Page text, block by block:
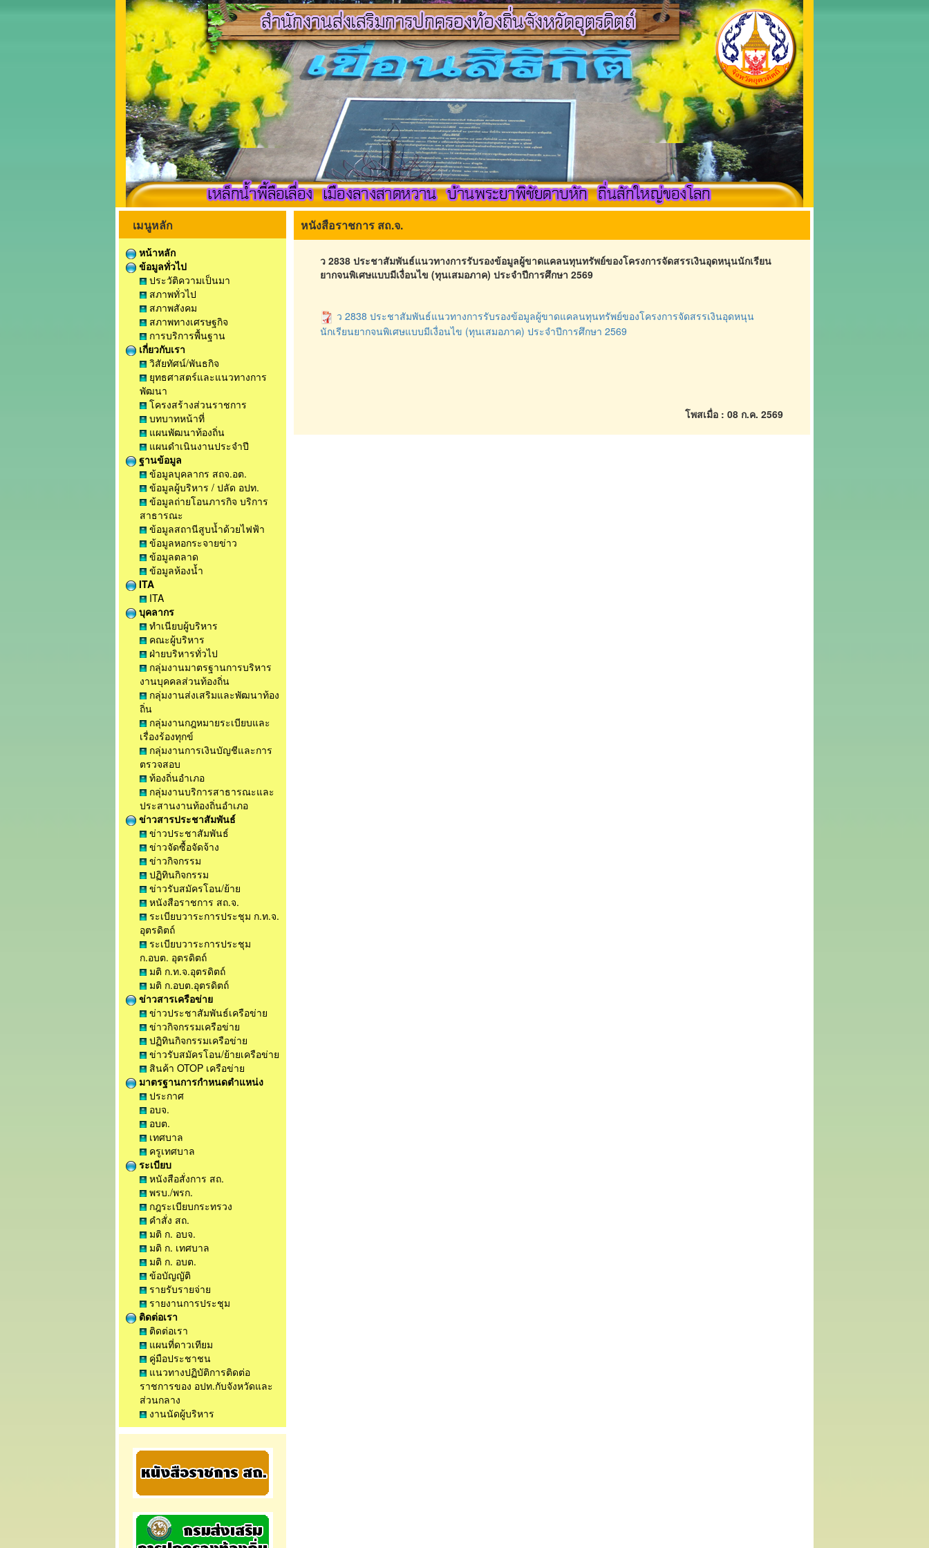
เมนูหลัก
หน้าหลัก
ข้อมูลทั่วไป
ประวัติความเป็นมา
สภาพทั่วไป
สภาพสังคม
สภาพทางเศรษฐกิจ
การบริการพื้นฐาน
เกี่ยวกับเรา
วิสัยทัศน์/พันธกิจ
ยุทธศาสตร์และแนวทางการ
พัฒนา
โครงสร้างส่วนราชการ
บทบาทหน้าที่
แผนพัฒนาท้องถิ่น
แผนดำเนินงานประจำปี
ฐานข้อมูล
ข้อมูลบุคลากร สถจ.อต.
ข้อมูลผู้บริหาร / ปลัด อปท.
ข้อมูลถ่ายโอนภารกิจ บริการ
สาธารณะ
ข้อมูลสถานีสูบน้ำด้วยไฟฟ้า
ข้อมูลหอกระจายข่าว
ข้อมูลตลาด
ข้อมูลห้องน้ำ
ITA
ITA
บุคลากร
ทำเนียบผู้บริหาร
คณะผู้บริหาร
ฝ่ายบริหารทั่วไป
กลุ่มงานมาตรฐานการบริหาร
งานบุคคลส่วนท้องถิ่น
กลุ่มงานส่งเสริมและพัฒนาท้อง
ถิ่น
กลุ่มงานกฎหมายระเบียบและ
เรื่องร้องทุกข์
กลุ่มงานการเงินบัญชีและการ
ตรวจสอบ
ท้องถิ่นอำเภอ
กลุ่มงานบริการสาธารณะและ
ประสานงานท้องถิ่นอำเภอ
ข่าวสารประชาสัมพันธ์
ข่าวประชาสัมพันธ์
ข่าวจัดซื้อจัดจ้าง
ข่าวกิจกรรม
ปฏิทินกิจกรรม
ข่าวรับสมัครโอน/ย้าย
หนังสือราชการ สถ.จ.
ระเบียบวาระการประชุม ก.ท.จ.
อุตรดิตถ์
ระเบียบวาระการประชุม
ก.อบต. อุตรดิตถ์
มติ ก.ท.จ.อุตรดิตถ์
มติ ก.อบต.อุตรดิตถ์
ข่าวสารเครือข่าย
ข่าวประชาสัมพันธ์เครือข่าย
ข่าวกิจกรรมเครือข่าย
ปฏิทินกิจกรรมเครือข่าย
ข่าวรับสมัครโอน/ย้ายเครือข่าย
สินค้า OTOP เครือข่าย
มาตรฐานการกำหนดตำแหน่ง
ประกาศ
อบจ.
อบต.
เทศบาล
ครูเทศบาล
ระเบียบ
หนังสือสั่งการ สถ.
พรบ./พรก.
กฎระเบียบกระทรวง
คำสั่ง สถ.
มติ ก. อบจ.
มติ ก. เทศบาล
มติ ก. อบต.
ข้อบัญญัติ
รายรับรายจ่าย
รายงานการประชุม
ติดต่อเรา
ติดต่อเรา
แผนที่ดาวเทียม
คู่มือประชาชน
แนวทางปฏิบัติการติดต่อ
ราชการของ อปท.กับจังหวัดและ
ส่วนกลาง
งานนัดผู้บริหาร
หนังสือราชการ สถ.จ.
ว 2838 ประชาสัมพันธ์แนวทางการรับรองข้อมูลผู้ขาดแคลนทุนทรัพย์ของโครงการจัดสรรเงินอุดหนุนนักเรียน
ยากจนพิเศษแบบมีเงื่อนไข (ทุนเสมอภาค) ประจำปีการศึกษา 2569
ว 2838 ประชาสัมพันธ์แนวทางการรับรองข้อมูลผู้ขาดแคลนทุนทรัพย์ของโครงการจัดสรรเงินอุดหนุน
นักเรียนยากจนพิเศษแบบมีเงื่อนไข (ทุนเสมอภาค) ประจำปีการศึกษา 2569
โพสเมื่อ : 08 ก.ค. 2569